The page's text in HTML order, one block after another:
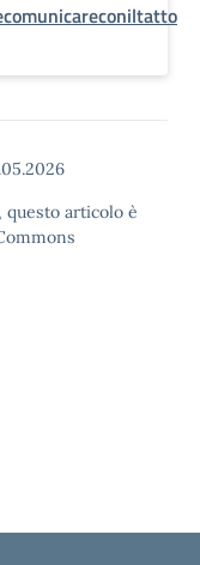
questo articolo è